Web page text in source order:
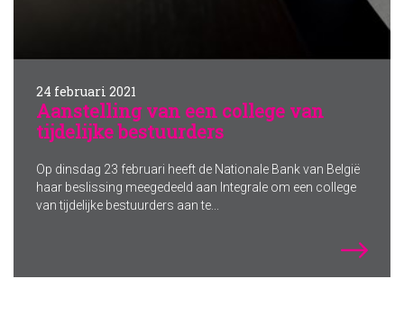
24 februari 2021
Aanstelling van een college van
tijdelijke bestuurders
Op dinsdag 23 februari heeft de Nationale Bank van België
haar beslissing meegedeeld aan Integrale om een college
van tijdelijke bestuurders aan te...